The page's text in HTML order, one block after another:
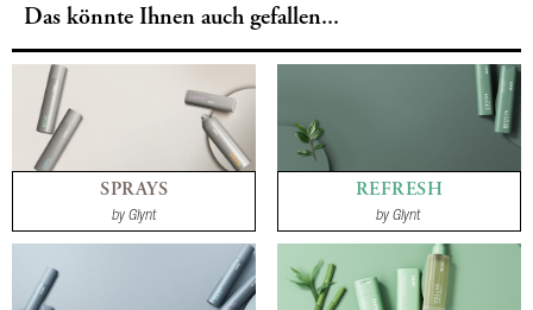
Das könnte Ihnen auch gefallen...
SPRAYS
byGlynt
REFRESH
byGlynt